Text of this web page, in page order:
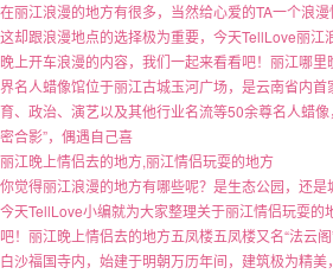
在丽江浪漫的地方有很多，当然给心爱的TA一个浪
这却跟浪漫地点的选择极为重要，今天TellLove丽江
晚上开车浪漫的内容，我们一起来看看吧！丽江哪
界名人蜡像馆位于丽江古城玉河广场，是云南省内
育、政治、演艺以及其他行业名流等50余尊名人蜡
密合影”，偶遇自己喜
丽江晚上情侣去的地方,丽江情侣玩耍的地方
你觉得丽江浪漫的地方有哪些呢？是生态公园，还是
今天TellLove小编就为大家整理关于丽江情侣玩耍的
吧！丽江晚上情侣去的地方五凤楼五凤楼又名“法云
白沙福国寺内，始建于明朝万历年间，建筑极为精